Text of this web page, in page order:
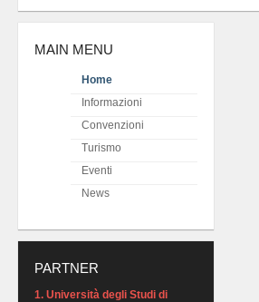
MAIN MENU
Home
Informazioni
Convenzioni
Turismo
Eventi
News
PARTNER
1. Università degli Studi di